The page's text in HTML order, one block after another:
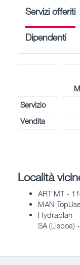
Servizi offeriti
Dipendenti
Servizio
Vendita
Località
ART MT -
MAN
Hydraplan -
SA (Lisboa)